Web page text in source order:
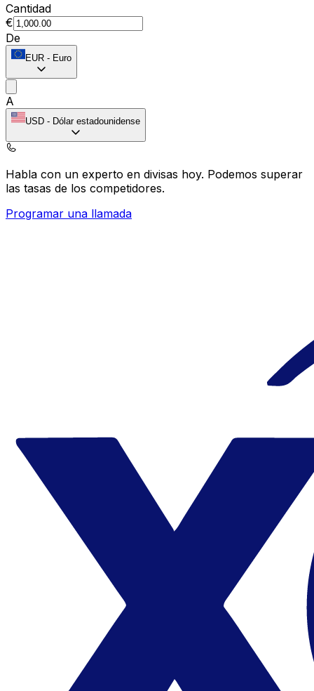
Cantidad
€
De
EUR - Euro
A
USD - Dólar estadounidense
Habla con un experto en divisas hoy. Podemos superar
las tasas de los competidores.
Programar una llamada